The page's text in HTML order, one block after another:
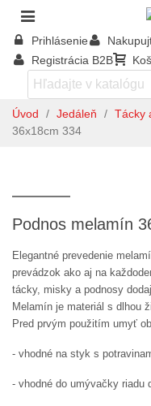
Prihlásenie
Registrácia B2B
Úvod / Jedáleň / Tácky
36x18cm 334
Podnos melamín
Elegantné prevedenie
prevádzok ako aj na
tácky, misky a podnosy
Melamín je materiál s dlhou
Pred prvým použitím umyť
- vhodné na styk s
- vhodné do umývačky riadu